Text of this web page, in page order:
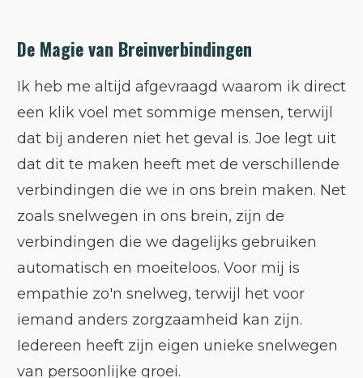
De Magie van Breinverbindingen
Ik heb me altijd afgevraagd waarom ik direct
een klik voel met sommige mensen, terwijl
dat bij anderen niet het geval is. Joe legt uit
dat dit te maken heeft met de verschillende
verbindingen die we in ons brein maken. Net
zoals snelwegen in ons brein, zijn de
verbindingen die we dagelijks gebruiken
automatisch en moeiteloos. Voor mij is
empathie zo'n snelweg, terwijl het voor
iemand anders zorgzaamheid kan zijn.
Iedereen heeft zijn eigen unieke snelwegen
van persoonlijke groei.